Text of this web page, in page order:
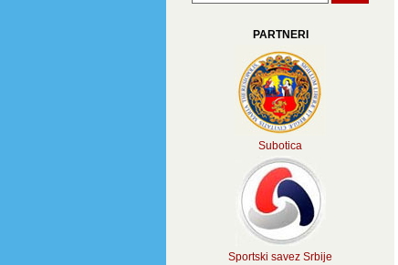
PARTNERI
Subotica
Sportski savez Srbije